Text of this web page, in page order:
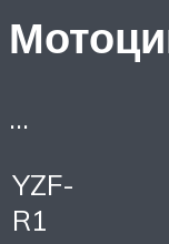
…
YZF-
R1